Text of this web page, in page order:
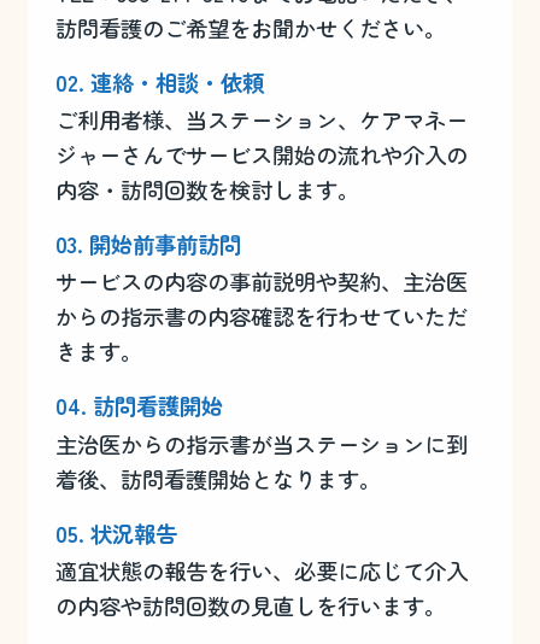
訪問看護のご希望をお聞かせください。
02. 連絡・相談・ 依頼
ご利用者様、当ステーション、ケアマネー
ジャーさんでサービス開始の流れや介入の
内容・訪問回数を検討します。
03. 開始前事前訪問
サービスの内容の事前説明や契約、主治医
からの指示書の内容確認を行わせていただ
きます。
04. 訪問看護開始
主治医からの指示書が当ステーションに到
着後、訪問看護開始となります。
05. 状況報告
適宜状態の報告を行い、必要に応じて介入
の内容や訪問回数の見直しを行います。